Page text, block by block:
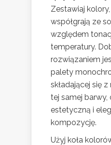
Zestawiaj
współgrają ze
względem
temperatury.
rozwiązaniem
palety
składającej się
tej samej barwy,
estetyczną i
kompozycję.
Użyj koła